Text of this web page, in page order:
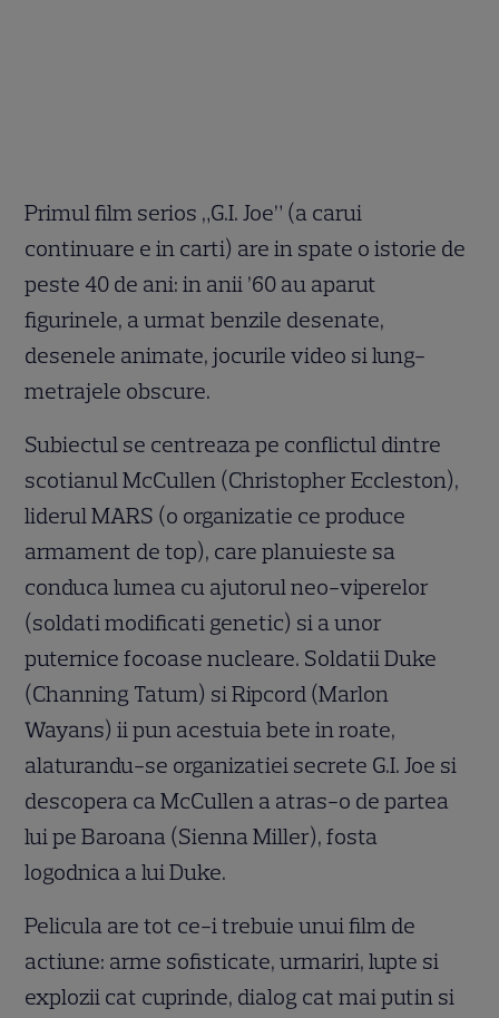
Primul film serios „G.I. Joe” (a carui
continuare e in carti) are in spate o istorie de
peste 40 de ani: in anii ’60 au aparut
figurinele, a urmat benzile desenate,
desenele animate, jocurile video si lung-
metrajele obscure.
Subiectul se centreaza pe conflictul dintre
scotianul McCullen (Christopher Eccleston),
liderul MARS (o organizatie ce produce
armament de top), care planuieste sa
conduca lumea cu ajutorul neo-viperelor
(soldati modificati genetic) si a unor
puternice focoase nucleare. Soldatii Duke
(Channing Tatum) si Ripcord (Marlon
Wayans) ii pun acestuia bete in roate,
alaturandu-se organizatiei secrete G.I. Joe si
descopera ca McCullen a atras-o de partea
lui pe Baroana (Sienna Miller), fosta
logodnica a lui Duke.
Pelicula are tot ce-i trebuie unui film de
actiune: arme sofisticate, urmariri, lupte si
explozii cat cuprinde, dialog cat mai putin si